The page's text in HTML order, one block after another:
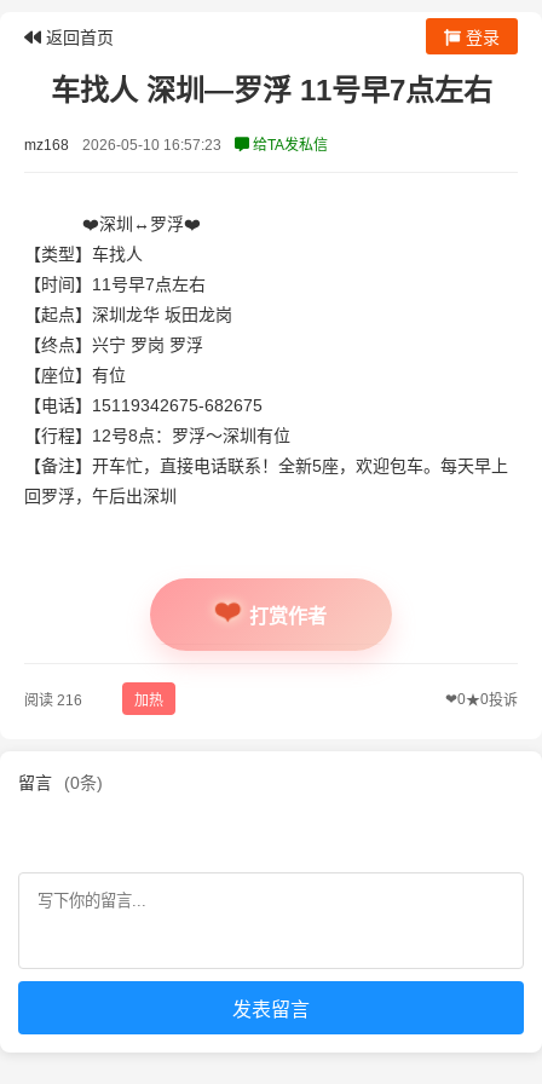
返回首页 登录
车找人 深圳—罗浮 11号早7点左右
mz168 2026-05-10 16:57:23 给TA发私信
❤️深圳↔️罗浮❤️
【类型】车找人
【时间】11号早7点左右
【起点】深圳龙华 坂田龙岗
【终点】兴宁 罗岗 罗浮
【座位】有位
【电话】15119342675-682675
【行程】12号8点：罗浮～深圳有位
【备注】开车忙，直接电话联系！全新5座，欢迎包车。每天早上
回罗浮，午后出深圳
打赏作者
阅读 216 加热 ❤0★0投诉
留言 (0条)
发表留言